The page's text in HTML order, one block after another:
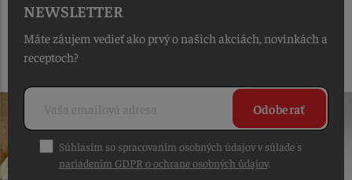
NEWSLETTER
Máte záujem vedieť ako prvý o našich akciách, novinkách a
receptoch?
Odoberať
Súhlasím so spracovaním osobných údajov v súlade s
nariadením GDPR o ochrane osobných údajov.